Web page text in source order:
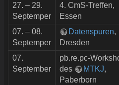
27. – 29.
Septemper
4. CmS-Treffen,
Essen
07. – 08.
Septemper
Datenspuren,
Dresden
07.
September
pb.re.pc-
des
MTKJ,
Paberborn